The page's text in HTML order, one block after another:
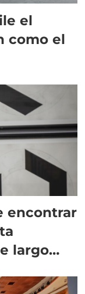
el
como el
encontrar
largo